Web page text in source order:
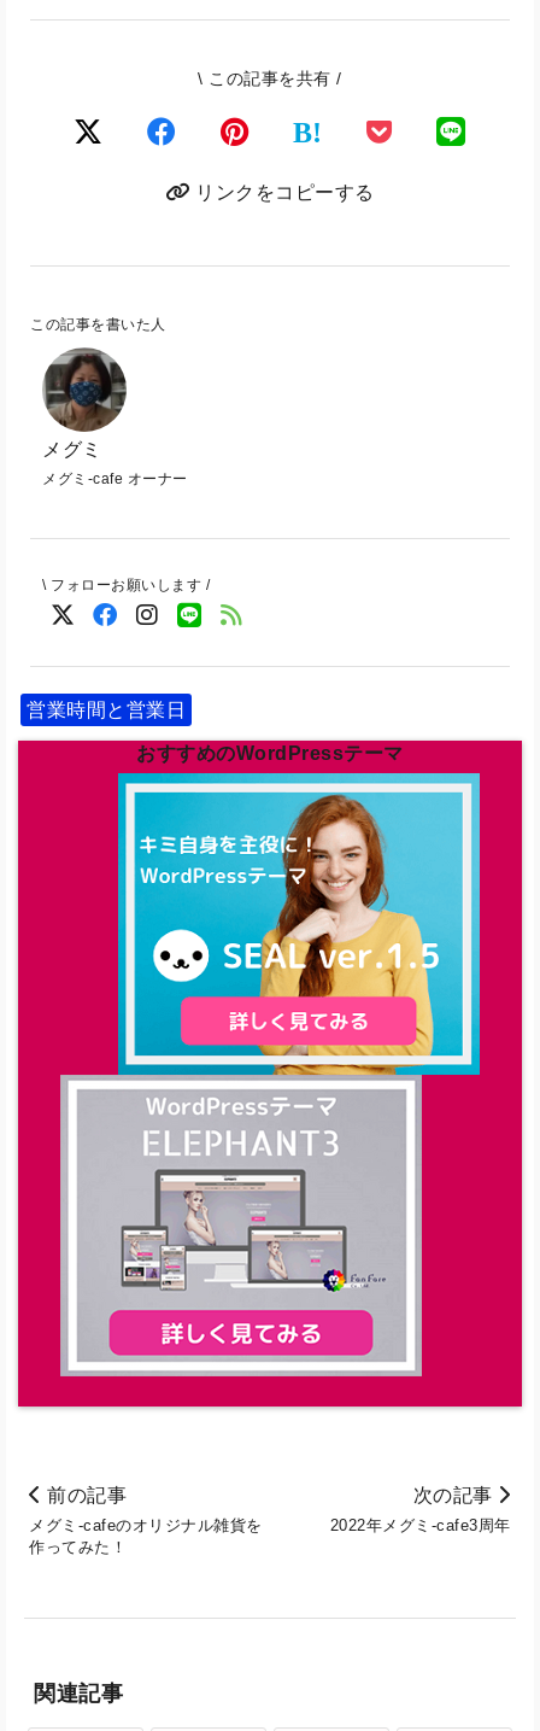
\ この記事を共有 /
B!
リンクをコピーする
この記事を書いた人
メグミ
メグミ-cafe オーナー
\ フォローお願いします /
営業時間と営業日
おすすめのWordPressテーマ
前の記事
メグミ-cafeのオリジナル雑貨を
作ってみた！
次の記事
2022年メグミ-cafe3周年
関連記事